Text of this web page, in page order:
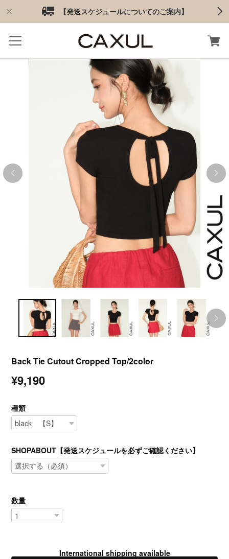
【発送スケジュールについてのご案内】
Back Tie Cutout Cropped Top/2color
¥9,190
種類
SHOPABOUT【発送スケジュールを必ずご確認ください】
数量
International shipping available